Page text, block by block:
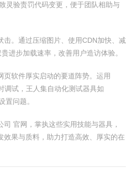
灵验责罚代码变更，便于团队相助与
击。通过压缩图片、使用CDN加快、减
进步加载速率，改善用户造访体验。
页软件厚实启动的要道阵势。运用
调试，王人集自动化测试器具如
置问题。
官网，掌执这些实用技能与器具，
效果与质料，助力打造高效、厚实的在